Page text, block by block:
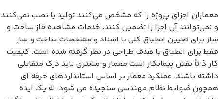
معماران اجزای پروژه را که مشخص می‌کنند تولید یا نصب نمی‌کنند
و نمی‌توانند آن اجزا را تضمین کنند. خدمات مشاهده فاز ساخت و
ساز برای تعیین انطباق کلی با اسناد و مشخصات ساخت و ساز
فقط برای انطباق با هدف طراحی در نظر گرفته شده است. کیفیت
کار ذاتاً نقش پیمانکار است.معمار و مشتری باید درک متقابلی
داشته باشند. عملکرد معمار بر اساس استانداردهای حرفه ای
همچون ضوابط نظام مهندسی سنجیده می شود، نه یک ایده